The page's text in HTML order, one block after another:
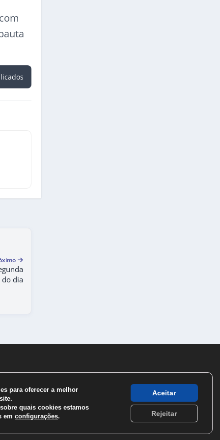
do dia
para oferecer a melhor
quais cookies estamos
em configurações.
Aceitar
Rejeitar